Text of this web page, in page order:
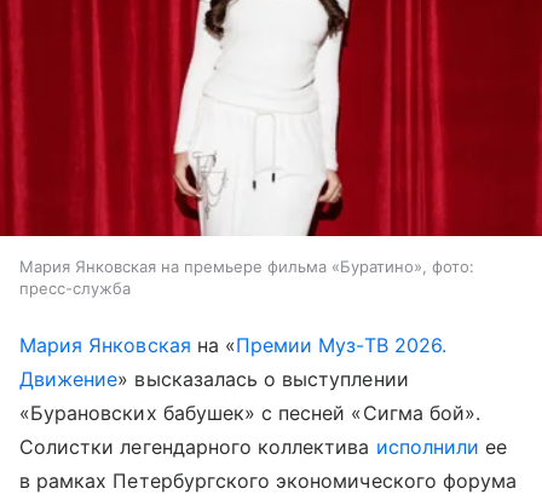
Мария Янковская на премьере фильма «Буратино», фото:
пресс-служба
Мария Янковская на «Премии Муз-ТВ 2026.
Движение» высказалась о выступлении
«Бурановских бабушек» с песней «Сигма бой».
Солистки легендарного коллектива исполнили ее
в рамках Петербургского экономического форума